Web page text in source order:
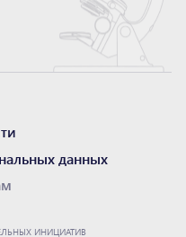
данных
ИНИЦИАТИВ